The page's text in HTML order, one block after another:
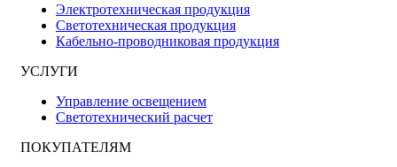
Электротехническая продукция
Светотехническая продукция
Кабельно-проводниковая продукция
УСЛУГИ
Управление освещением
Светотехнический расчет
ПОКУПАТЕЛЯМ